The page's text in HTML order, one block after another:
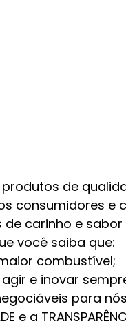
de
consumidores e
carinho e
você saiba que:
combustível;
agir e inovar
para
e a